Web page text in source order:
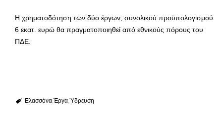
Η χρηματοδότηση των δύο έργων, συνολικού προϋπολογισμού
6 εκατ. ευρώ θα πραγματοποιηθεί από εθνικούς πόρους του
ΠΔΕ.
Ελασσόνα Έργα Ύδρευση